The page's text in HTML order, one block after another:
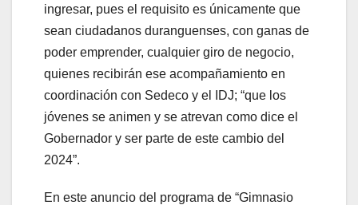
ingresar, pues el requisito es únicamente que
sean ciudadanos duranguenses, con ganas de
poder emprender, cualquier giro de negocio,
quienes recibirán ese acompañamiento en
coordinación con Sedeco y el IDJ; “que los
jóvenes se animen y se atrevan como dice el
Gobernador y ser parte de este cambio del
2024”.
En este anuncio del programa de “Gimnasio